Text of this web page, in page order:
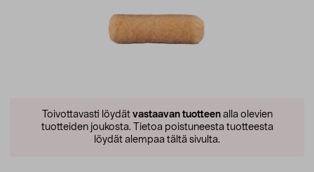
Toivottavasti löydät vastaavan tuotteenalla olevien
tuotteiden joukosta. Tietoa poistuneesta tuotteesta
löydät alempaa tältä sivulta.